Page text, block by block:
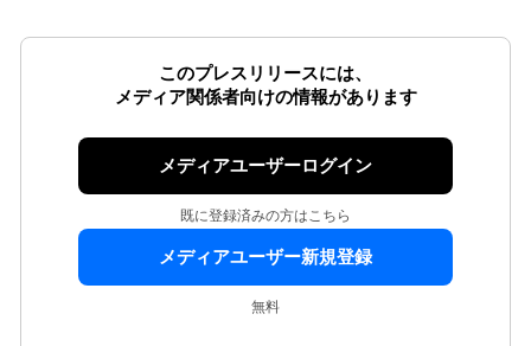
このプレスリリースには、
メディア関係者向けの情報があります
メディアユーザーログイン
既に登録済みの方はこちら
メディアユーザー新規登録
無料